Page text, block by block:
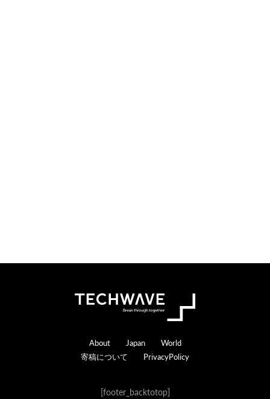
Footer
About Japan
World
寄稿について
PrivacyPolicy
[footer_backtotop]